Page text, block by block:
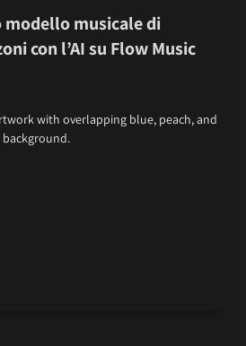
modello musicale di
con l’AI su Flow Music